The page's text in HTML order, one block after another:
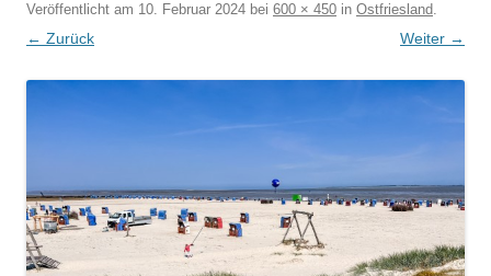
Veröffentlicht am 10. Februar 2024 bei 600 × 450 in Ostfriesland.
← Zurück Weiter →